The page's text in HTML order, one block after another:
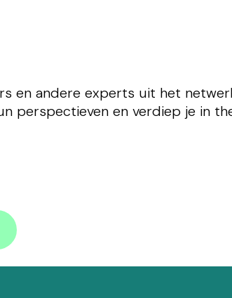
en andere experts uit het
perspectieven en verdiep je in